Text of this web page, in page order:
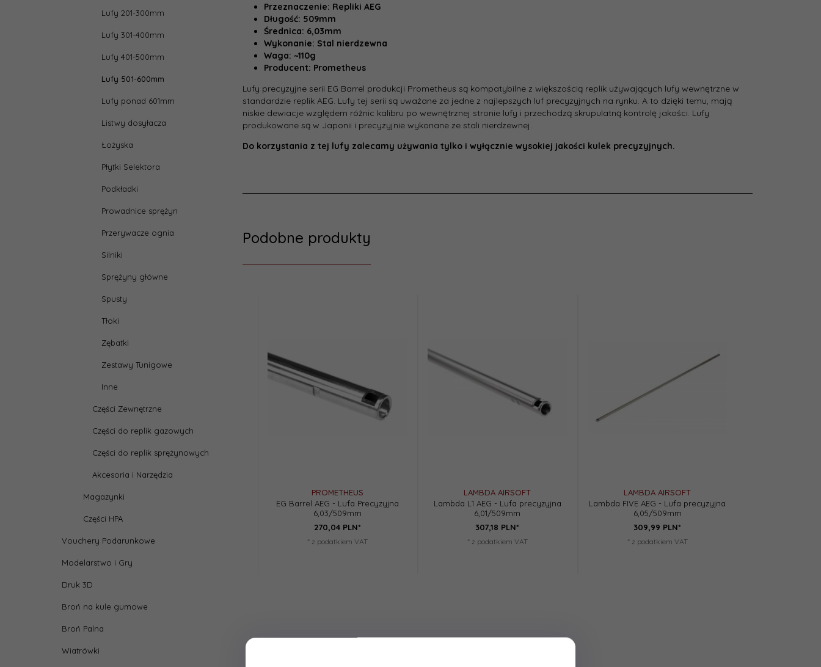
Lufy 201-300mm
Lufy 301-400mm
Lufy 401-500mm
Lufy 501-600mm
Lufy ponad 601mm
Listwy dosyłacza
Łożyska
Płytki Selektora
Podkładki
Prowadnice sprężyn
Przerywacze ognia
Silniki
Sprężyny główne
Spusty
Tłoki
Zębatki
Zestawy Tunigowe
Inne
Części Zewnętrzne
Części do replik gazowych
Części do replik sprężynowych
Akcesoria i Narzędzia
Magazynki
Części HPA
Vouchery Podarunkowe
Modelarstwo i Gry
Druk 3D
Broń na kule gumowe
Broń Palna
Wiatrówki
Przeznaczenie: Repliki AEG
Długość: 509mm
Średnica: 6,03mm
Wykonanie: Stal nierdzewna
Waga: ~110g
Producent: Prometheus
Lufy precyzyjne serii EG Barrel produkcji Prometheus są kompatybilne z większością replik używających lufy wewnętrzne w
standardzie replik AEG. Lufy tej serii są uważane za jedne z najlepszych luf precyzyjnych na rynku. A to dzięki temu, mają
niskie dewiacje względem różnic kalibru po wewnętrznej stronie lufy i przechodzą skrupulatną kontrolę jakości. Lufy
produkowane są w Japonii i precyzyjnie wykonane ze stali nierdzewnej.
Do korzystania z tej lufy zalecamy używania tylko i wyłącznie wysokiej jakości kulek precyzyjnych.
Podobne produkty
PROMETHEUS
EG Barrel AEG - Lufa Precyzyjna
6,03/509mm
270,04 PLN*
* z podatkiem VAT
LAMBDA AIRSOFT
Lambda L1 AEG - Lufa precyzyjna
6,01/509mm
307,18 PLN*
* z podatkiem VAT
LAMBDA AIRSOFT
Lambda FIVE AEG - Lufa precyzyjna
6,05/509mm
309,99 PLN*
* z podatkiem VAT